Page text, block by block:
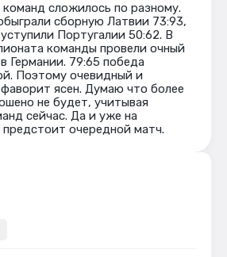
сложилось по разному.
сборную Латвии 73:93,
Португалии 50:62. В
команды провели очный
Германии. 79:65 победа
Поэтому очевидный и
ясен. Думаю что более
не будет, учитывая
сейчас. Да и уже на
очередной матч.